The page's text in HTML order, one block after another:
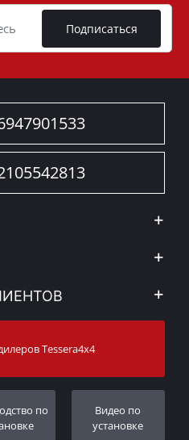
Подписаться
Tessera4x4
по
Видео по
установке